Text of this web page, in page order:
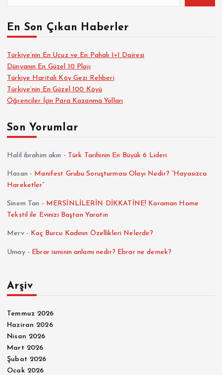
En Son Çıkan Haberler
Türkiye’nin En Ucuz ve En Pahalı 1+1 Dairesi
Dünyanın En Güzel 10 Plajı
Türkiye Haritalı Köy Gezi Rehberi
Türkiye’nin En Güzel 100 Köyü
Öğrenciler İçin Para Kazanma Yolları
Son Yorumlar
Halil ibrahim akın - Türk Tarihinin En Büyük 6 Lideri
Hasan - Manifest Grubu Soruşturması Olayı Nedir? “Hayasızca
Hareketler”
Sinem Tan - MERSİNLİLERİN DİKKATİNE! Karaman Home
Tekstil ile Evinizi Baştan Yaratın
Merv- Koç Burcu Kadının Özellikleri Nelerdir?
Umay- Ebrar isminin anlamı nedir? Ebrar ne demek?
Arşiv
Temmuz 2026
Haziran 2026
Nisan 2026
Mart 2026
Şubat 2026
Ocak 2026